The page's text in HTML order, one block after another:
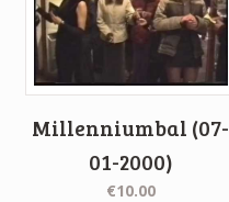
Millenniumbal (07-
01-2000)
€10.00